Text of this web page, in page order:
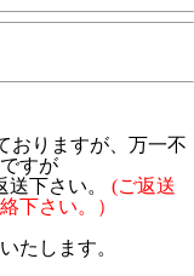
おりますが、万一不
手数ですが
下さい。 (ご返送
下さい。）
たします。